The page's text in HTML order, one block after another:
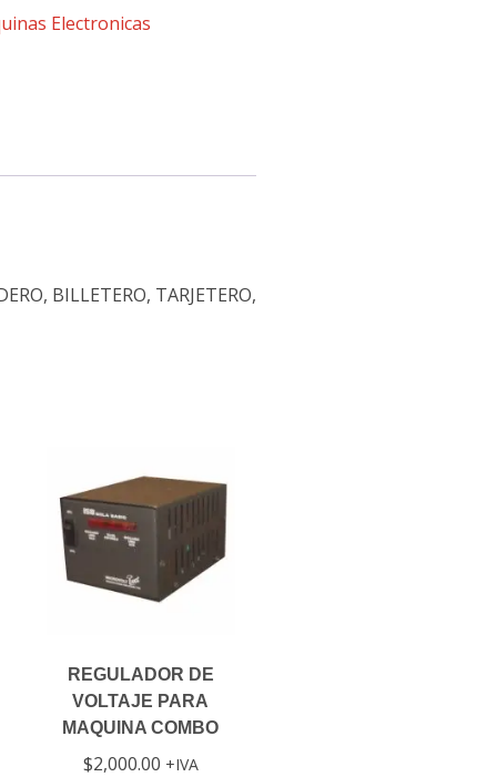
Electronicas
BILLETERO, TARJETERO,
REGULADOR DE
VOLTAJE PARA
MAQUINA COMBO
$2,000.00 IVA